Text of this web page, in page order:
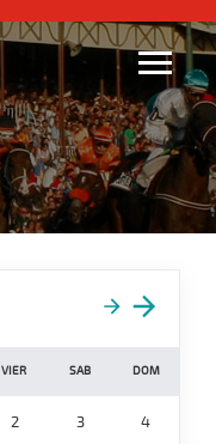
VIER SAB DOM
2 3 4